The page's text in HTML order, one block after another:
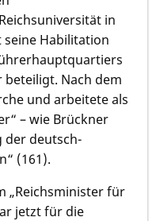
in
seine Habilitation
beteiligt. Nach dem
und arbeitete als
– wie Brückner
der deutsch-
(161).
„Reichsminister für
jetzt für die